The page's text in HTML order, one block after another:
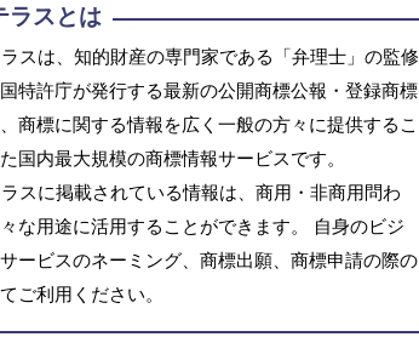
ラスとは
スは、知的財産の専門家である「弁理士」の監修
特許庁が発行する最新の公開商標公報・登録商標
商標に関する情報を広く一般の方々に提供するこ
国内最大規模の商標情報サービスです。
スに掲載されている情報は、商用・非商用問わ
な用途に活用することができます。 自身のビジ
ービスのネーミング、商標出願、商標申請の際の
ご利用ください。